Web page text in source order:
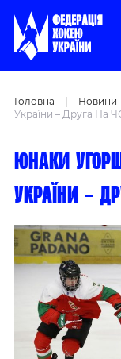
Головна Новини
України – Друга На
Юнаки
України –